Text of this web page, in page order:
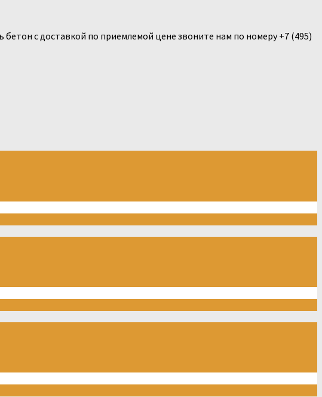
с доставкой по приемлемой цене звоните нам по номеру +7 (495)